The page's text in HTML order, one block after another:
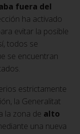
fuera del
ha activado
evitar la posible
todos se
se encuentran
estrictamente
la Generalitat
la zona de alto
una nueva